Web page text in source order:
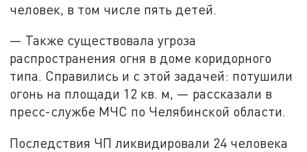
человек, в том числе пять детей.
— Также существовала угроза
распространения огня в доме коридорного
типа. Справились и с этой задачей: потушили
огонь на площади 12 кв. м, — рассказали в
пресс-службе МЧС по Челябинской области.
Последствия ЧП ликвидировали 24 человека